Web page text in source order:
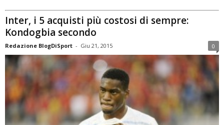
Inter, i 5 acquisti più costosi di sempre:
Kondogbia secondo
Redazione BlogDiSport - Giu 21, 2015 0